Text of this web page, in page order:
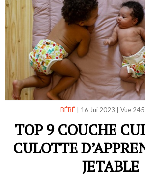
BÉBÉ| 16 Jui 2023 Vue
TOP 9 COUCHE
CULOTTE
JETABLE